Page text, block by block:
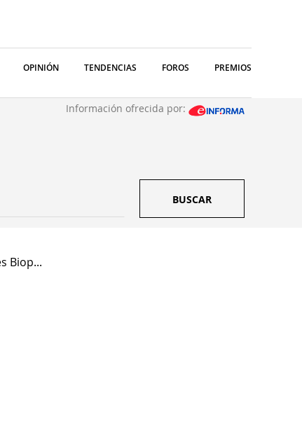
OPINIÓN TENDENCIAS FOROS PREMIOS
Información ofrecida por:
BUSCAR
Biop...